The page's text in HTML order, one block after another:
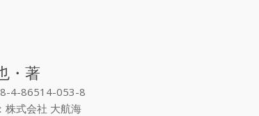
・著
4-86514-053-8
株式会社 大航海